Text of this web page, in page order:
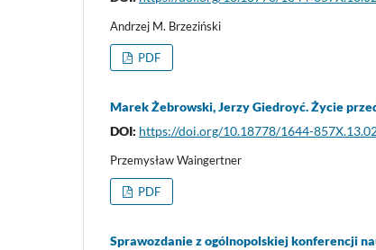
Andrzej M. Brzeziński
PDF
Marek Żebrowski, Jerzy Giedroyć. Życie
DOI: https://doi.org/10.18778/1644-
Przemysław Waingertner
PDF
Sprawozdanie z ogólnopolskiej konferencji